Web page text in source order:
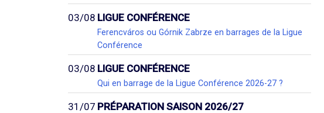
03/08 LIGUE CONFÉRENCE
Ferencváros ou Górnik Zabrze en barrages de la Ligue
Conférence
03/08 LIGUE CONFÉRENCE
Qui en barrage de la Ligue Conférence 2026-27 ?
31/07 PRÉPARATION SAISON 2026/27